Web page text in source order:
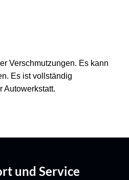
Verschmutzungen. Es kann
Es ist vollständig
Autowerkstatt.
und Service